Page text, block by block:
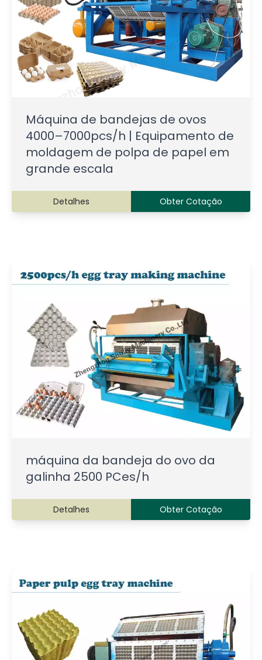
Máquina de bandejas de ovos
4000–7000pcs/h | Equipamento de
moldagem de polpa de papel em
grande escala
Detalhes Obter Cotação
máquina da bandeja do ovo da
galinha 2500 PCes/h
Detalhes Obter Cotação